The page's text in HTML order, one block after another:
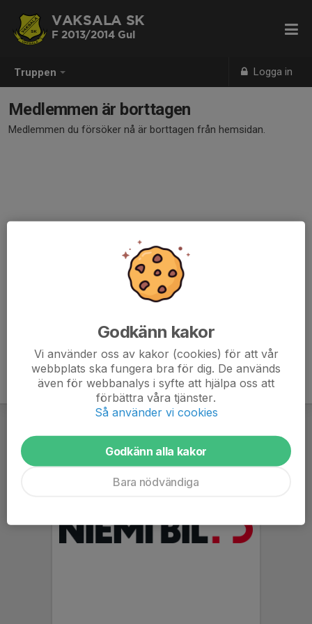
Truppen Logga in
VAKSALA SK
F 2013/2014 Gul
Medlemmen är borttagen
Medlemmen du försöker nå är borttagen från hemsidan.
Godkänn kakor
Vi använder oss av kakor (cookies) för att vår
webbplats ska fungera bra för dig. De används
även för webbanalys i syfte att hjälpa oss att
förbättra våra tjänster.
Så använder vi cookies
Godkänn alla kakor
Bara nödvändiga